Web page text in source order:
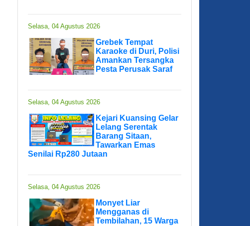
Selasa, 04 Agustus 2026
Grebek Tempat
Karaoke di Duri, Polisi
Amankan Tersangka
Pesta Perusak Saraf
Selasa, 04 Agustus 2026
Kejari Kuansing Gelar
Lelang Serentak
Barang Sitaan,
Tawarkan Emas
Senilai Rp280 Jutaan
Selasa, 04 Agustus 2026
Monyet Liar
Mengganas di
Tembilahan, 15 Warga